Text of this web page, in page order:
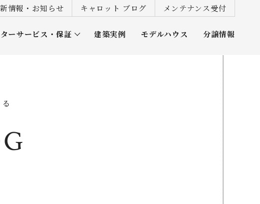
情報・お知らせ キャロット ブログ メンテナンス受付
ーサービス・保証 建築実例 モデルハウス 分譲情報